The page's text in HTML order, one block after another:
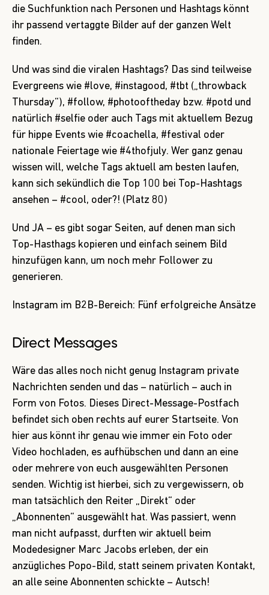
die Suchfunktion nach Personen und Hashtags könnt
ihr passend vertaggte Bilder auf der ganzen Welt
finden.
Und was sind die viralen Hashtags? Das sind teilweise
Evergreens wie #love, #instagood, #tbt („throwback
Thursday“), #follow, #photooftheday bzw. #potd und
natürlich #selfie oder auch Tags mit aktuellem Bezug
für hippe Events wie #coachella, #festival oder
nationale Feiertage wie #4thofjuly. Wer ganz genau
wissen will, welche Tags aktuell am besten laufen,
kann sich sekündlich die Top 100 bei Top-Hashtags
ansehen – #cool, oder?! (Platz 80)
Und JA – es gibt sogar Seiten, auf denen man sich
Top-Hasthags kopieren und einfach seinem Bild
hinzufügen kann, um noch mehr Follower zu
generieren.
Instagram im B2B-Bereich: Fünf erfolgreiche Ansätze
Direct Messages
Wäre das alles noch nicht genug Instagram private
Nachrichten senden und das – natürlich – auch in
Form von Fotos. Dieses Direct-Message-Postfach
befindet sich oben rechts auf eurer Startseite. Von
hier aus könnt ihr genau wie immer ein Foto oder
Video hochladen, es aufhübschen und dann an eine
oder mehrere von euch ausgewählten Personen
senden. Wichtig ist hierbei, sich zu vergewissern, ob
man tatsächlich den Reiter „Direkt“ oder
„Abonnenten“ ausgewählt hat. Was passiert, wenn
man nicht aufpasst, durften wir aktuell beim
Modedesigner Marc Jacobs erleben, der ein
anzügliches Popo-Bild, statt seinem privaten Kontakt,
an alle seine Abonnenten schickte – Autsch!